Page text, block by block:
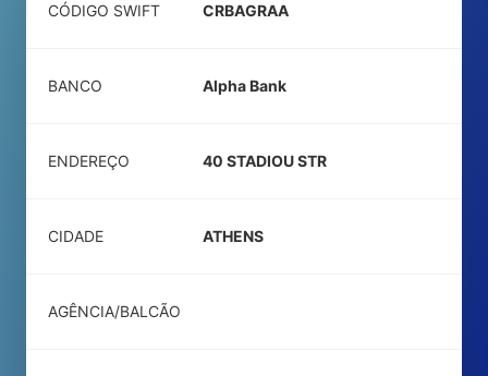
CÓDIGO SWIFT CRBAGRAA
BANCO Alpha Bank
ENDEREÇO 40 STADIOU STR
CIDADE ATHENS
AGÊNCIA/BALCÃO